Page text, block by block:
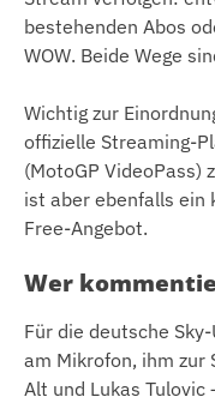
bestehenden Abos
WOW. Beide Wege
Wichtig zur
offizielle Streaming-
(MotoGP VideoPass)
ist aber ebenfalls ein
Free-Angebot.
Wer
Für die deutsche
am Mikrofon, ihm zur
Alt und Lukas